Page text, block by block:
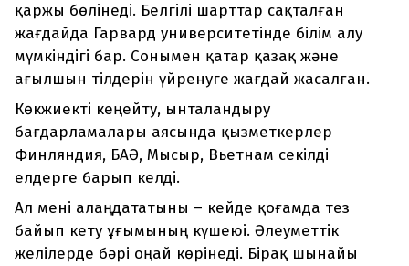
қаржы бөлінеді. Белгілі шарттар сақталған
жағдайда Гарвард университетінде білім алу
мүмкіндігі бар. Сонымен қатар қазақ және
ағылшын тілдерін үйренуге жағдай жасалған.
Көкжиекті кеңейту, ынталандыру
бағдарламалары аясында қызметкерлер
Финляндия, БАӘ, Мысыр, Вьетнам секілді
елдерге барып келді.
Ал мені алаңдататыны – кейде қоғамда тез
байып кету ұғымының күшеюі. Әлеуметтік
желілерде бәрі оңай көрінеді. Бірақ шынайы